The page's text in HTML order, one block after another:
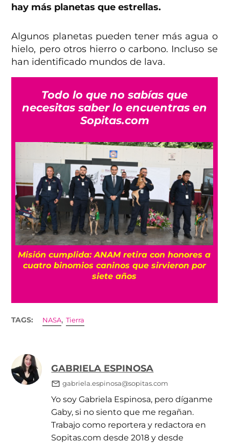
hay más planetas que estrellas.
Algunos planetas pueden tener más agua o
hielo, pero otros hierro o carbono. Incluso se
han identificado mundos de lava.
Todo lo que no sabías que
necesitas saber lo encuentras en
Sopitas.com
Misión cumplida: ANAM retira con honores a
cuatro binomios caninos que sirvieron por
siete años
TAGS: NASA,Tierra
GABRIELA ESPINOSA
gabriela.espinosa@sopitas.com
Yo soy Gabriela Espinosa, pero díganme
Gaby, si no siento que me regañan.
Trabajo como reportera y redactora en
Sopitas.com desde 2018 y desde